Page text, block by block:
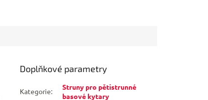
Doplňkové parametry
Kategorie:
Struny pro pětistrunné
basové kytary